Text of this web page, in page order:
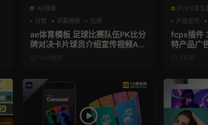
AE模板
分数
字幕模板 比赛
ae体育模板 足球比赛队伍PK比分
牌对决卡片球员介绍宣传视频AE
模板14小时前
FCPX发生
产品宣传
fcpx插件
特产品广
2天前